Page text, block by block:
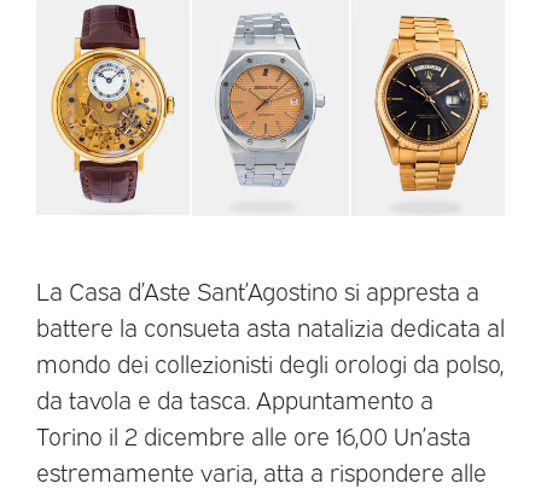
La Casa d’Aste Sant’Agostino si appresta a
battere la consueta asta natalizia dedicata al
mondo dei collezionisti degli orologi da polso,
da tavola e da tasca. Appuntamento a
Torino il 2 dicembre alle ore 16,00 Un’asta
estremamente varia, atta a rispondere alle